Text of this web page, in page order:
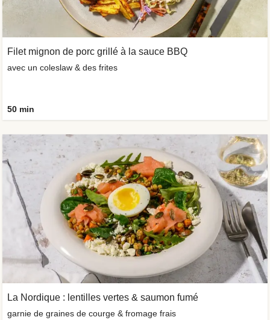
Filet mignon de porc grillé à la sauce BBQ
avec un coleslaw & des frites
50 min
La Nordique : lentilles vertes & saumon fumé
garnie de graines de courge & fromage frais